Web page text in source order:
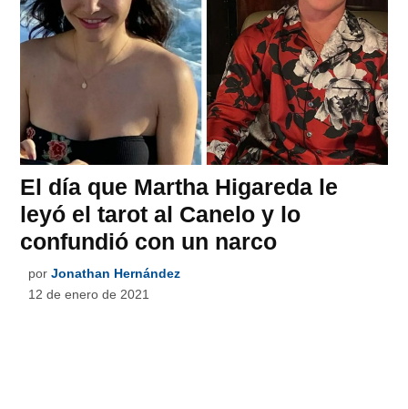
El día que Martha Higareda le
leyó el tarot al Canelo y lo
confundió con un narco
por Jonathan Hernández
12 de enero de 2021